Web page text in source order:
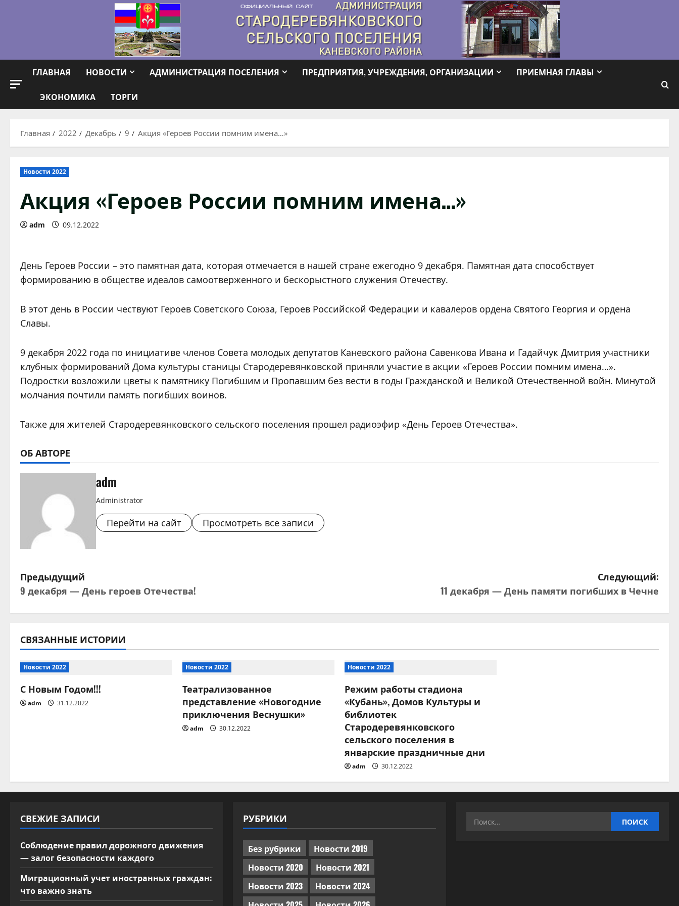
ГЛАВНАЯ НОВОСТИ АДМИНИСТРАЦИЯ ПОСЕЛЕНИЯ ПРЕДПРИЯТИЯ, УЧРЕЖДЕНИЯ, ОРГАНИЗАЦИИ ПРИЕМНАЯ ГЛАВЫ
ЭКОНОМИКА ТОРГИ
Главная 2022 Декабрь 9 Акция «Героев России помним имена…»
Новости 2022
Акция «Героев России помним имена…»
adm 09.12.2022
День Героев России – это памятная дата, которая отмечается в нашей стране ежегодно 9 декабря. Памятная дата способствует
формированию в обществе идеалов самоотверженного и бескорыстного служения Отечеству.
В этот день в России чествуют Героев Советского Союза, Героев Российской Федерации и кавалеров ордена Святого Георгия и ордена
Славы.
9 декабря 2022 года по инициативе членов Совета молодых депутатов Каневского района Савенкова Ивана и Гадайчук Дмитрия участники
клубных формирований Дома культуры станицы Стародеревянковской приняли участие в акции «Героев России помним имена…».
Подростки возложили цветы к памятнику Погибшим и Пропавшим без вести в годы Гражданской и Великой Отечественной войн. Минутой
молчания почтили память погибших воинов.
Также для жителей Стародеревянковского сельского поселения прошел радиоэфир «День Героев Отечества».
ОБ АВТОРЕ
adm
Administrator
Перейти на сайт Просмотреть все записи
Н
а
в
и
г
а
ц
о
з
а
п
и
с
Предыдущий
9 декабря — День героев Отечества!
Следующий:
11 декабря — День памяти погибших в Чечне
СВЯЗАННЫЕ ИСТОРИИ
Новости 2022
С Новым Годом!!!
adm 31.12.2022
Новости 2022
Театрализованное
представление «Новогодние
приключения Веснушки»
adm 30.12.2022
Новости 2022
Режим работы стадиона
«Кубань», Домов Культуры и
библиотек
Стародеревянковского
сельского поселения в
январские праздничные дни
adm 30.12.2022
СВЕЖИЕ ЗАПИСИ
Соблюдение правил дорожного движения
— залог безопасности каждого
Миграционный учет иностранных граждан:
что важно знать
РУБРИКИ
Без рубрики
Новости 2019
Новости 2020
Новости 2021
Новости 2023
Новости 2024
Найти: